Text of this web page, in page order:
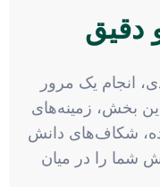
دقیق
انجام یک مرور
بخش، زمینه‌های
شکاف‌های دانش
شما را در میان